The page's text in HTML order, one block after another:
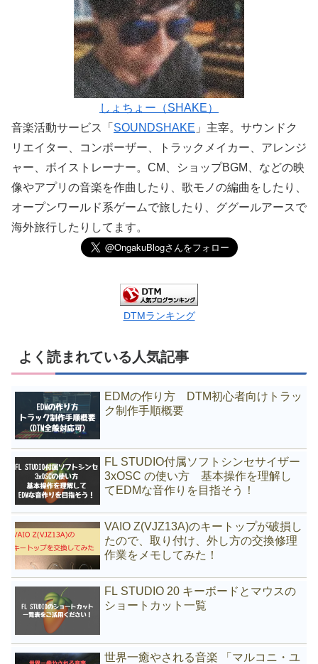
しょちょー（SHAKE）
音楽活動サービス「 SOUNDSHAKE 」主宰。サウンドク
リエイター、コンポーザー、トラックメイカー、アレンジ
ャー、ボイストレーナー。CM、ショップBGM、などの映
像やアプリの音楽を作曲したり、歌モノの編曲をしたり、
オープンワールド系ゲームで旅したり、ググールアースで
海外旅行したりしてます。
DTMランキング
よく読まれている人気記事
EDMの作り方 DTM初心者向けトラッ
ク制作手順概要
FL STUDIO付属ソフトシンセサイザー
3xOSC の使い方 基本操作を理解し
てEDMな音作りを目指そう！
VAIO Z(VJZ13A)のキートップが破損し
たので、取り付け、外し方の交換修理
作業をメモしてみた！
FL STUDIO 20 キーボードとマウスの
ショートカット一覧
世界一癒やされる音楽 「マルコニ・ユ